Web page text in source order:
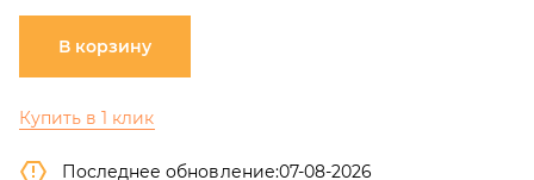
В корзину
Купить в 1 клик
Последнее обновление:07-08-2026